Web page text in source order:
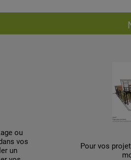
ou
vos
un
Pour vos